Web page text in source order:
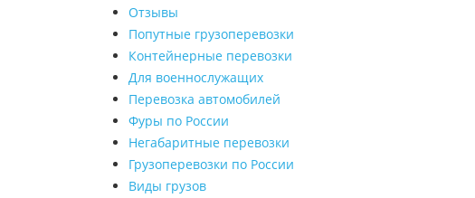
Отзывы
Попутные грузоперевозки
Контейнерные перевозки
Для военнослужащих
Перевозка автомобилей
Фуры по России
Негабаритные перевозки
Грузоперевозки по России
Виды грузов